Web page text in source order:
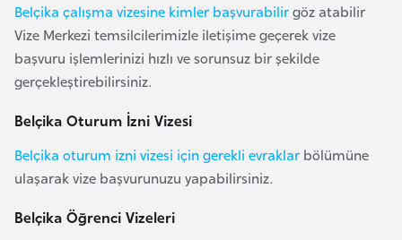
Belçika çalışma vizesine kimler başvurabilirgöz atabilir
Vize Merkezi temsilcilerimizle iletişime geçerek vize
başvuru işlemlerinizi hızlı ve sorunsuz bir şekilde
gerçekleştirebilirsiniz.
Belçika Oturum İzni Vizesi
Belçika oturum izni vizesi için gerekli evraklar bölümüne
ulaşarak vize başvurunuzu yapabilirsiniz.
Belçika Öğrenci Vizeleri
H
e
r
s
e
k
B
u